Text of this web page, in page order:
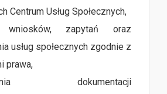
Centrum Usług Społecznych,
wniosków, zapytań oraz
usług społecznych zgodnie z
prawa,
dokumentacji